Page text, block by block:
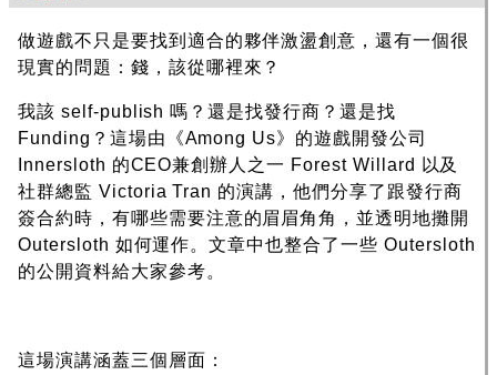
做遊戲不只是要找到適合的夥伴激盪創意，還有一個很
現實的問題：錢，該從哪裡來？
我該 self-publish 嗎？還是找發行商？還是找
Funding？這場由《Among Us》的遊戲開發公司
Innersloth 的CEO兼創辦人之一 Forest Willard 以及
社群總監 Victoria Tran 的演講，他們分享了跟發行商
簽合約時，有哪些需要注意的眉眉角角，並透明地攤開
Outersloth 如何運作。文章中也整合了一些 Outersloth
的公開資料給大家參考。
這場演講涵蓋三個層面：